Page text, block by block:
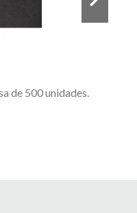
de 500 unidades.